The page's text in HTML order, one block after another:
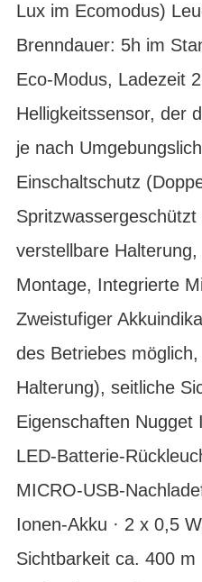
Lux im Ecomodus)
Brenndauer: 5h im
Eco-Modus, Ladezeit
Helligkeitssensor, der
je nach
Einschaltschutz
Spritzwassergeschützt
verstellbare
Montage, Integrierte
Zweistufiger
des Betriebes
Halterung), seitliche
Eigenschaften Nugget
LED-Batterie-
MICRO-USB-
Ionen-Akku · 2 x 0,5
Sichtbarkeit ca. 400 m